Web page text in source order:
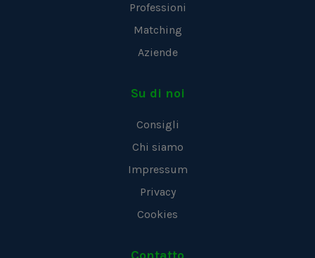
Professioni
Matching
Aziende
Su di noi
Consigli
Chi siamo
Impressum
Privacy
Cookies